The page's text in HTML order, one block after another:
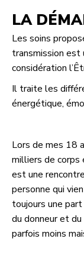
LA
Les soins
transmission est
considération
Il traite les
énergétique,
Lors de mes 18
milliers de corps
est une
personne qui
toujours une
du donneur et
parfois moins